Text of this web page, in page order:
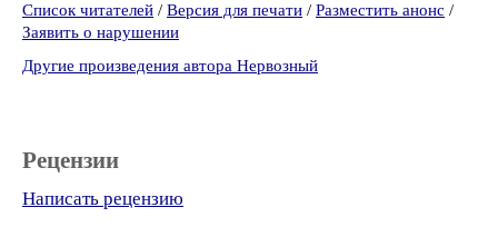
Список читателей / Версия для печати / Разместить анонс /
Заявить о нарушении
Другие произведения автора Нервозный
Рецензии
Написать рецензию